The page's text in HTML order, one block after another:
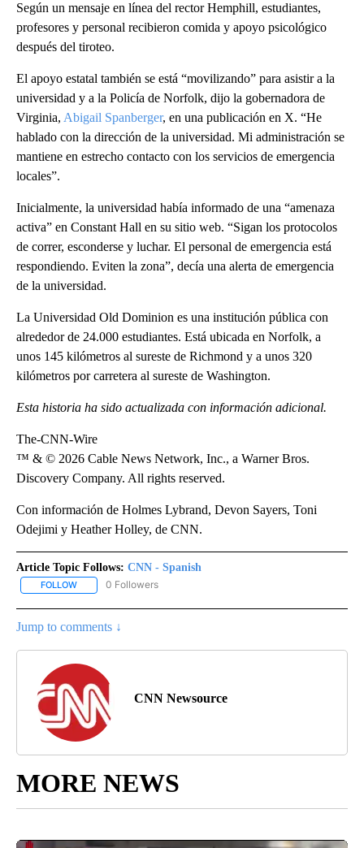
Según un mensaje en línea del rector Hemphill, estudiantes,
profesores y personal recibieron comida y apoyo psicológico
después del tiroteo.
El apoyo estatal también se está “movilizando” para asistir a la
universidad y a la Policía de Norfolk, dijo la gobernadora de
Virginia, Abigail Spanberger, en una publicación en X. “He
hablado con la dirección de la universidad. Mi administración se
mantiene en estrecho contacto con los servicios de emergencia
locales”.
Inicialmente, la universidad había informado de una “amenaza
activa” en Constant Hall en su sitio web. “Sigan los protocolos
de correr, esconderse y luchar. El personal de emergencia está
respondiendo. Eviten la zona”, decía una alerta de emergencia
de la universidad.
La Universidad Old Dominion es una institución pública con
alrededor de 24.000 estudiantes. Está ubicada en Norfolk, a
unos 145 kilómetros al sureste de Richmond y a unos 320
kilómetros por carretera al sureste de Washington.
Esta historia ha sido actualizada con información adicional.
The-CNN-Wire
™ & © 2026 Cable News Network, Inc., a Warner Bros.
Discovery Company. All rights reserved.
Con información de Holmes Lybrand, Devon Sayers, Toni
Odejimi y Heather Holley, de CNN.
Article Topic Follows: CNN - Spanish
FOLLOW FOLLOW "CNN - SPANISH" TO RECEIVE NOTIFICATIONS ABOUT
0 Followers
Jump to comments ↓
CNN Newsource
MORE NEWS